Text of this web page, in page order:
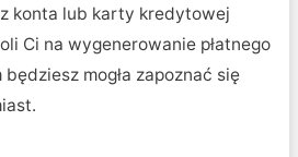
konta lub karty kredytowej
Ci na wygenerowanie płatnego
mogła zapoznać się